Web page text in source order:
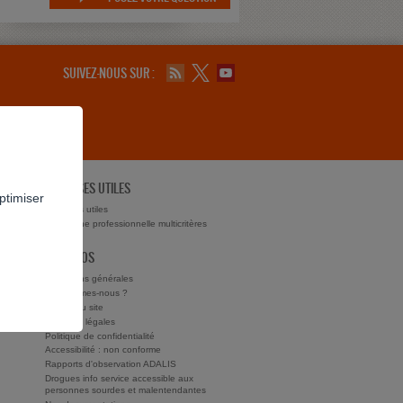
SUIVEZ-NOUS SUR :
ADRESSES UTILES
Adresses utiles
Recherche professionnelle multicritères
À PROPOS
Conditions générales
Qui sommes-nous ?
Charte du site
Mentions légales
Politique de confidentialité
Accessibilité : non conforme
Rapports d'observation ADALIS
Drogues info service accessible aux
personnes sourdes et malentendantes